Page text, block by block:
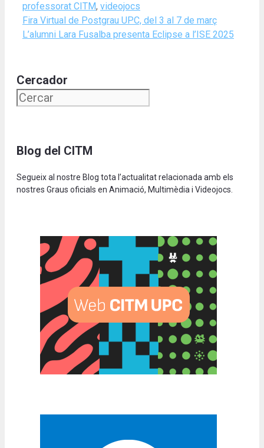
professorat CITM, videojocs
Fira Virtual de Postgrau UPC, del 3 al 7 de març
L’alumni Lara Fusalba presenta Eclipse a l’ISE 2025
Cercador
Blog del CITM
Segueix al nostre Blog tota l’actualitat relacionada amb els
nostres Graus oficials en Animació, Multimèdia i Videojocs.